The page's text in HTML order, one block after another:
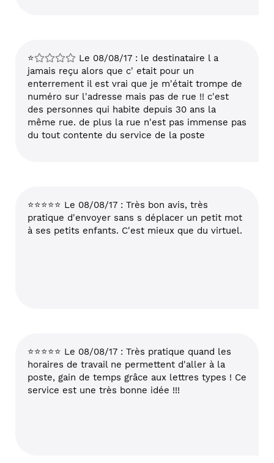
⭐
Le 08/08/17 : le destinataire l a
jamais reçu alors que c' etait pour un
enterrement il est vrai que je m'était trompe de
numéro sur l'adresse mais pas de rue !! c'est
des personnes qui habite depuis 30 ans la
même rue. de plus la rue n'est pas immense pas
du tout contente du service de la poste
⭐⭐⭐⭐⭐ Le 08/08/17 : Très bon avis, très
pratique d'envoyer sans s déplacer un petit mot
à ses petits enfants. C'est mieux que du virtuel.
⭐⭐⭐⭐⭐ Le 08/08/17 : Très pratique quand les
horaires de travail ne permettent d'aller à la
poste, gain de temps grâce aux lettres types ! Ce
service est une très bonne idée !!!